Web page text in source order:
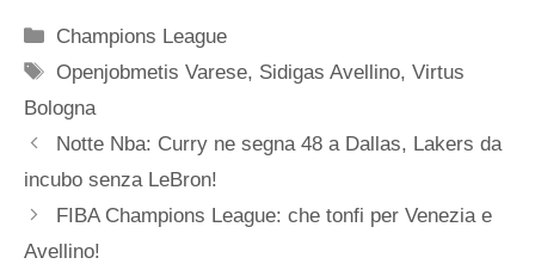
Categorie
Champions League
Tag
Openjobmetis Varese, Sidigas Avellino,Virtus
Bologna
Notte Nba: Curry ne segna 48 a Dallas, Lakers da
incubo senza LeBron!
FIBA Champions League: che tonfi per Venezia e
Avellino!